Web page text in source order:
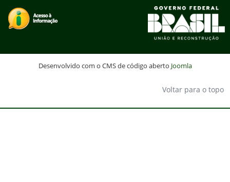
Desenvolvido com o CMS de código aberto Joomla
Voltar para o topo